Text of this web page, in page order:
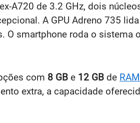
A720 de 3.2 GHz, dois
A GPU Adreno 735
O smartphone roda o sistema
com 8 GB e 12 GB de RAM
extra, a capacidade